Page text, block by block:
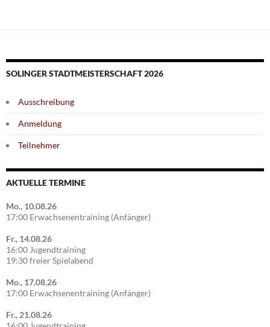
SOLINGER STADTMEISTERSCHAFT 2026
Ausschreibung
Anmeldung
Teilnehmer
AKTUELLE TERMINE
Mo., 10.08.26
17:00 Erwachsenentraining (Anfänger)
Fr., 14.08.26
16:00 Jugendtraining
19:30 freier Spielabend
Mo., 17.08.26
17:00 Erwachsenentraining (Anfänger)
Fr., 21.08.26